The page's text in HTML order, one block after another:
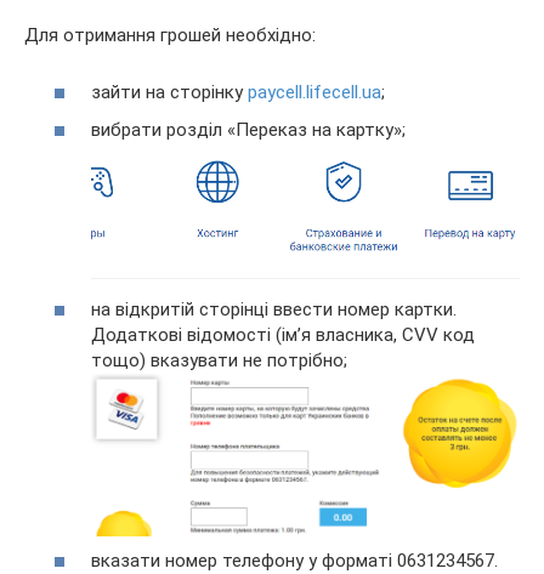
Для отримання грошей необхідно:
зайти на сторінкуpaycell.lifecell.ua;
вибрати розділ «Переказ на картку»;
на відкритій сторінці ввести номер картки.
Додаткові відомості (ім’я власника, CVV код
тощо) вказувати не потрібно;
вказати номер телефону у форматі 0631234567.